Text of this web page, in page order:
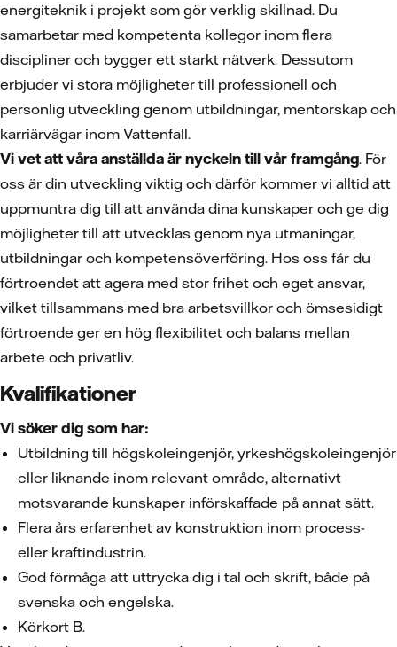
energiteknik i projekt som gör verklig skillnad. Du
samarbetar med kompetenta kollegor inom flera
discipliner och bygger ett starkt nätverk. Dessutom
erbjuder vi stora möjligheter till professionell och
personlig utveckling genom utbildningar, mentorskap och
karriärvägar inom Vattenfall.
Vi vet att våra anställda är nyckeln till vår framgång. För
oss är din utveckling viktig och därför kommer vi alltid att
uppmuntra dig till att använda dina kunskaper och ge dig
möjligheter till att utvecklas genom nya utmaningar,
utbildningar och kompetensöverföring. Hos oss får du
förtroendet att agera med stor frihet och eget ansvar,
vilket tillsammans med bra arbetsvillkor och ömsesidigt
förtroende ger en hög flexibilitet och balans mellan
arbete och privatliv.
Kvalifikationer
Vi söker dig som har:
Utbildning till högskoleingenjör, yrkeshögskoleingenjör
eller liknande inom relevant område, alternativt
motsvarande kunskaper införskaffade på annat sätt.
Flera års erfarenhet av konstruktion inom process-
eller kraftindustrin.
God förmåga att uttrycka dig i tal och skrift, både på
svenska och engelska.
Körkort B.